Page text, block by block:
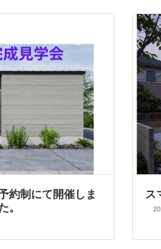
約制にて開催しま
。
ス